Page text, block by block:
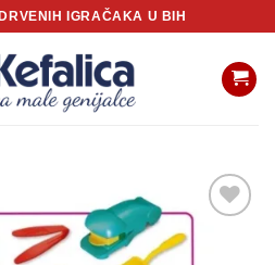
IGRAČAKA U BIH